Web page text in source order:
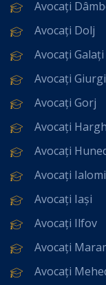
Avocați
Avocați Dolj
Avocați Galați
Avocați
Avocați Gorj
Avocați
Avocați
Avocați
Avocați Iași
Avocați Ilfov
Avocați
Avocați